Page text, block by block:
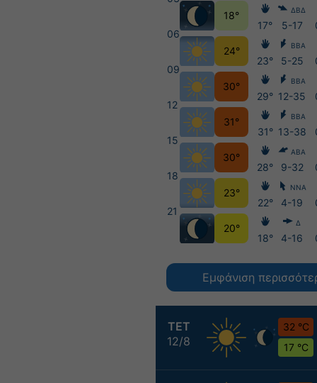
ΤΕΤ
12/8
32 °C
17 °C
06
09
12
15
18
21
18°
24°
30°
31°
30°
23°
20°
17°
23°
29°
31°
28°
22°
18°
ΔΒΔ
5-17
ΒΒΑ
5-25
ΒΒΑ
12-35
ΒΒΑ
13-38
ΑΒΑ
9-32
ΝΝΑ
4-19
Δ
4-16
Εμφάνιση